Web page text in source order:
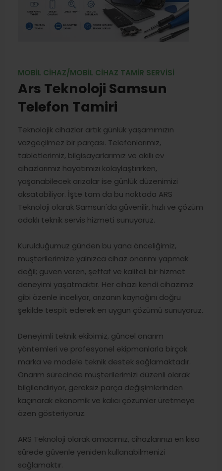
MOBIL CIHAZ/MOBIL CIHAZ TAMIR SERVISI
Ars Teknoloji Samsun
Telefon Tamiri
Teknolojik cihazlar artık günlük yaşamımızın
vazgeçilmez bir parçası. Telefonlarımız,
tabletlerimiz, bilgisayarlarımız ve akıllı ev
cihazlarımız hayatımızı kolaylaştırırken,
yaşanabilecek arızalar ise günlük düzenimizi
aksatabiliyor. İşte tam da bu noktada ARS
Teknoloji olarak Samsun'da güvenilir, hızlı ve çözüm
odaklı teknik servis hizmeti sunuyoruz.
Kurulduğumuz günden bu yana önceliğimiz,
müşterilerimize yalnızca cihaz onarımı yapmak
değil; güven veren, şeffaf ve kaliteli bir hizmet
deneyimi yaşatmaktır. Her cihazı kendi cihazımız
gibi özenle inceliyor, arızanın kaynağını doğru
şekilde tespit ederek en uygun çözümü sunuyoruz.
Deneyimli teknik ekibimiz, güncel onarım
yöntemleri ve profesyonel ekipmanlarla birçok
marka ve modele teknik destek sağlamaktadır.
Onarım sürecinde müşterilerimizi düzenli olarak
bilgilendiriyor, gereksiz parça değişimlerinden
kaçınarak ekonomik ve kalıcı çözümler üretmeye
özen gösteriyoruz.
ARS Teknoloji olarak amacımız, cihazlarınızı en kısa
sürede güvenle yeniden kullanabilmenizi
sağlamaktır.